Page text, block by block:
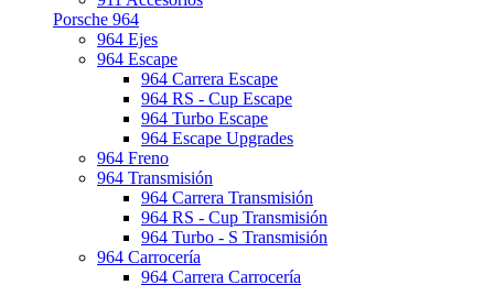
Porsche 964
964 Ejes
964 Escape
964 Carrera Escape
964 RS - Cup Escape
964 Turbo Escape
964 Escape Upgrades
964 Freno
964 Transmisión
964 Carrera Transmisión
964 RS - Cup Transmisión
964 Turbo - S Transmisión
964 Carrocería
964 Carrera Carrocería